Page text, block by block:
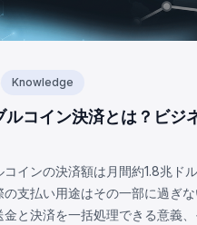
Knowledge
ルコイン決済とは？ビジ
コインの決済額は月間約1.8兆ド
の支払い用途はその一部に過ぎ
金と決済を一括処理できる意義、